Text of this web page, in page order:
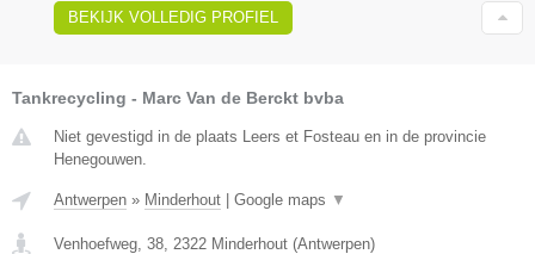
BEKIJK VOLLEDIG PROFIEL
Tankrecycling - Marc Van de Berckt bvba
Niet gevestigd in de plaats Leers et Fosteau en in de provincie
Henegouwen.
Antwerpen » Minderhout | Google maps ▼
Venhoefweg, 38 2322 Minderhout (Antwerpen)